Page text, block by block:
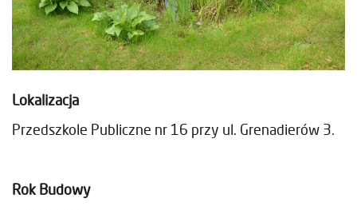
Lokalizacja
Przedszkole Publiczne nr 16 przy ul. Grenadierów 3.
Rok Budowy